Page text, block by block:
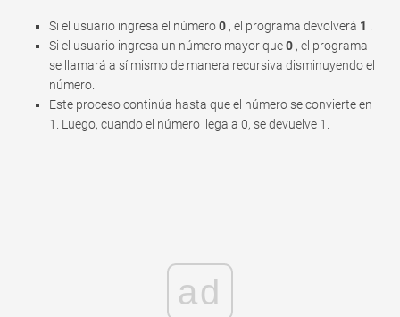
Si el usuario ingresa el número0 , el programa devolverá 1
Si el usuario ingresa un número mayor que0 , el programa
se llamará a sí mismo de manera recursiva disminuyendo el
número.
Este proceso continúa hasta que el número se convierte en
1. Luego, cuando el número llega a 0, se devuelve 1.
ad